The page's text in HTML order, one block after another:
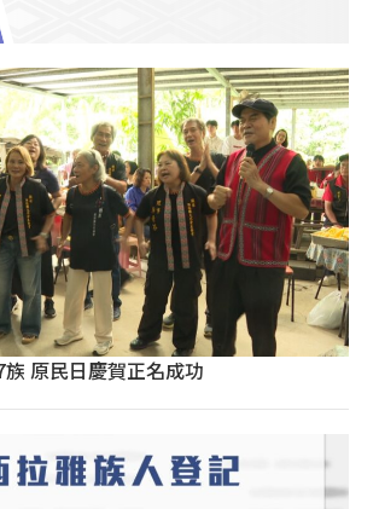
原民日慶賀正名成功